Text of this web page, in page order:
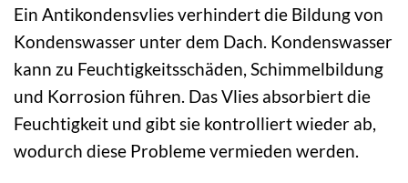
Ein Antikondensvlies verhindert die Bildung von
Kondenswasser unter dem Dach. Kondenswasser
kann zu Feuchtigkeitsschäden, Schimmelbildung
und Korrosion führen. Das Vlies absorbiert die
Feuchtigkeit und gibt sie kontrolliert wieder ab,
wodurch diese Probleme vermieden werden.